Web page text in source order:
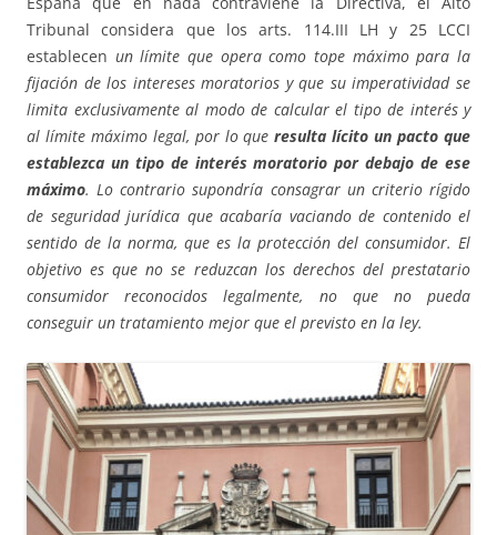
Tribunal considera que los arts. 114.III LH y 25 LCCI
establecen un límite que opera como tope máximo para la
fijación de los intereses moratorios y que su imperatividad se
limita exclusivamente al modo de calcular el tipo de interés y
al límite máximo legal, por lo queresulta lícito un pacto que
establezca un tipo de interés moratorio por debajo de ese
máximo. Lo contrario supondría consagrar un criterio rígido
de seguridad jurídica que acabaría vaciando de contenido el
sentido de la norma, que es la protección del consumidor. El
objetivo es que no se reduzcan los derechos del prestatario
consumidor reconocidos legalmente, no que no pueda
conseguir un tratamiento mejor que el previsto en la ley.